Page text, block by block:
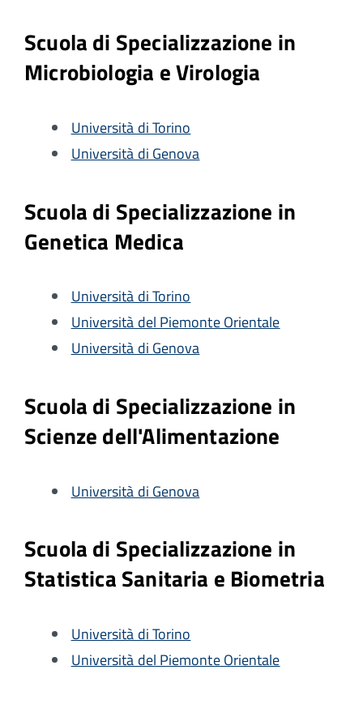
Scuola di Specializzazione in
Microbiologia e Virologia
Università di Torino
Università di Genova
Scuola di Specializzazione in
Genetica Medica
Università di Torino
Università del Piemonte Orientale
Università di Genova
Scuola di Specializzazione in
Scienze dell'Alimentazione
Università di Genova
Scuola di Specializzazione in
Statistica Sanitaria e Biometria
Università di Torino
Università del Piemonte Orientale